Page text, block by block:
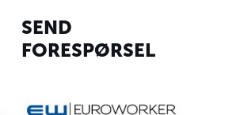
SEND
FORESPØRSEL